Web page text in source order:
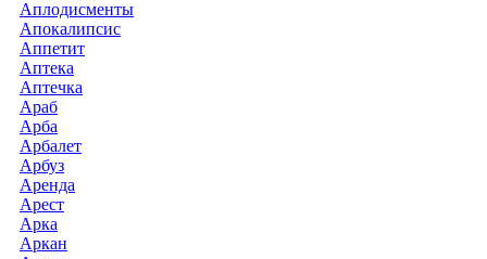
Аплодисменты
Апокалипсис
Аппетит
Аптека
Аптечка
Араб
Арба
Арбалет
Арбуз
Аренда
Арест
Арка
Аркан